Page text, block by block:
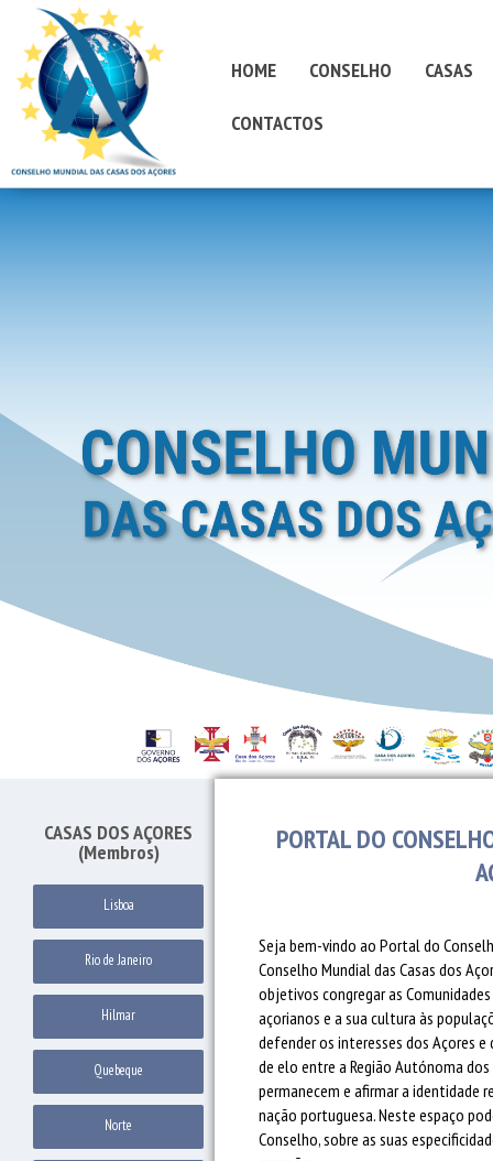
HOME CONSELHO CASAS
CONTACTOS
CASAS DOS AÇORES
(Membros)
Lisboa
Rio de Janeiro
Hilmar
Quebeque
Norte
PORTAL DO
Seja bem-vindo ao Portal do
Conselho Mundial das Casas dos
objetivos congregar as
açorianos e a sua cultura às
defender os interesses dos Açores
de elo entre a Região Autónoma
permanecem e afirmar a identidade
nação portuguesa. Neste espaço
Conselho, sobre as suas